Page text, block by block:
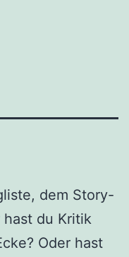
dem Story-
du Kritik
Oder hast